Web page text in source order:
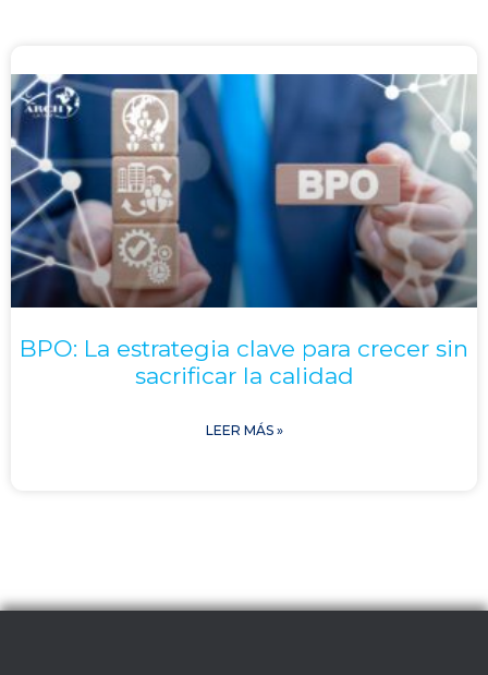
BPO: La estrategia clave para crecer sin
sacrificar la calidad
LEER MÁS »